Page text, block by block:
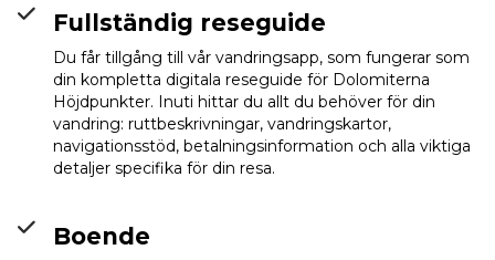
Fullständig reseguide
Du får tillgång till vår vandringsapp, som fungerar som
din kompletta digitala reseguide för Dolomiterna
Höjdpunkter. Inuti hittar du allt du behöver för din
vandring: ruttbeskrivningar, vandringskartor,
navigationsstöd, betalningsinformation och alla viktiga
detaljer specifika för din resa.
Boende